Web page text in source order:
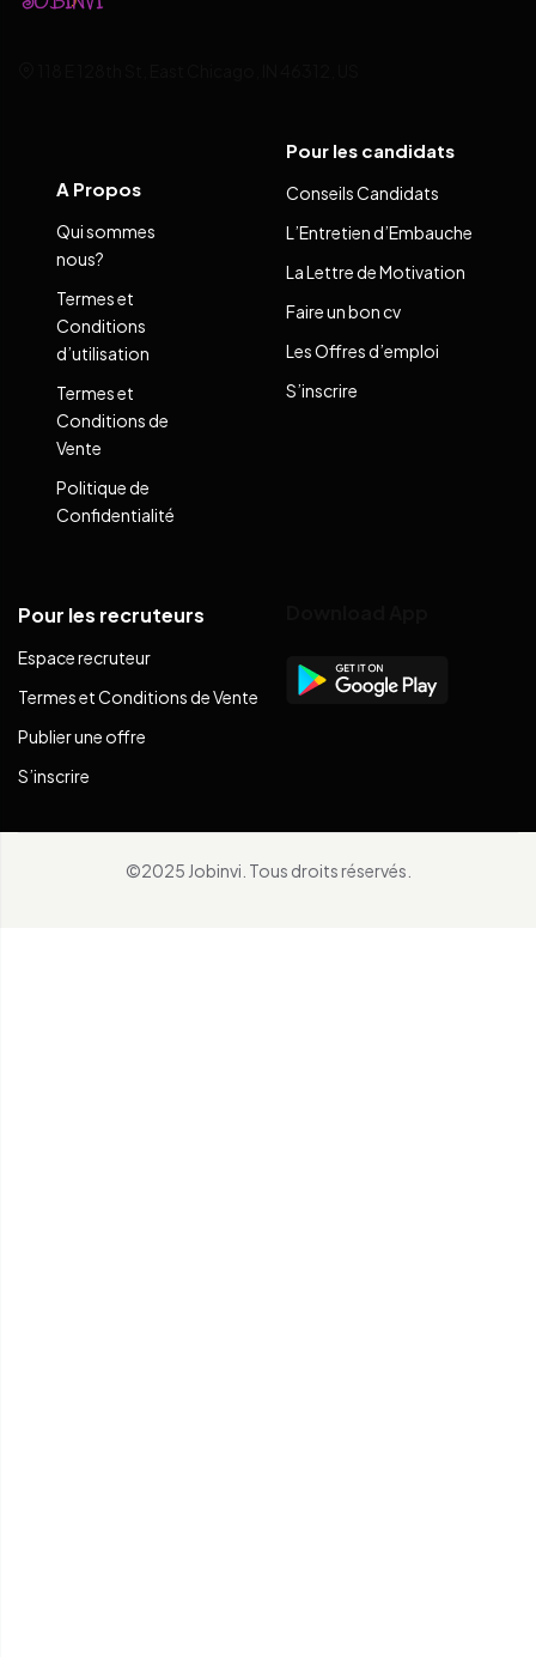
A Propos
Qui sommes
nous?
Termes et
Conditions
d’utilisation
Termes et
Conditions de
Vente
Politique de
Confidentialité
Pour les candidats
Conseils Candidats
L’Entretien d’Embauche
La Lettre de Motivation
Faire un bon cv
Les Offres d’emploi
S’inscrire
Pour les recruteurs
Espace recruteur
Termes et Conditions de Vente
Publier une offre
S’inscrire
©2025 Jobinvi. Tous droits réservés.